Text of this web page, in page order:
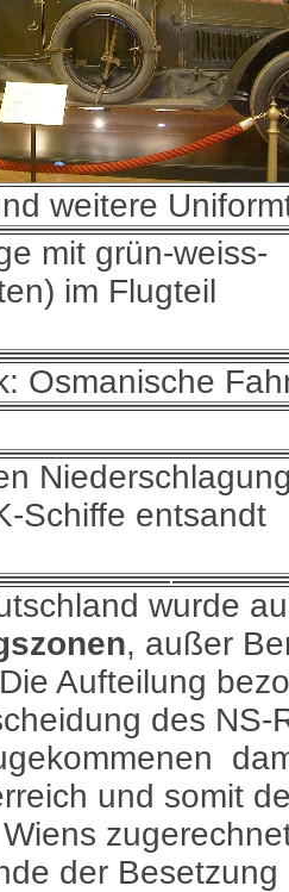
weitere
mit grün-weiss-
im Flugteil
Osmanische
Schiffe entsandt
wurde
, außer
Aufteilung
des NS-
und somit
Wiens
der